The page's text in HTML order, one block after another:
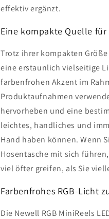
effektiv ergänzt.
Eine kompakte Quelle
Trotz ihrer kompakten
eine erstaunlich vielseitige
farbenfrohen Akzent im
Produktaufnahmen
hervorheben und eine
leichtes, handliches und
Hand haben können. Wenn
Hosentasche mit sich
viel öfter greifen, als Sie
Farbenfrohes RGB-Licht
Die Newell RGB MiniReels